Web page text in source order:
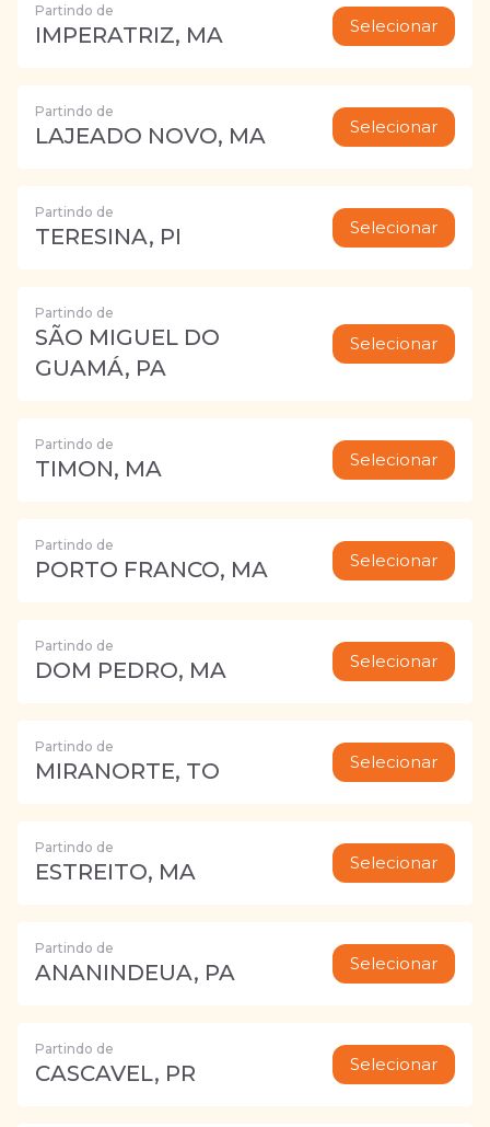
Partindo de
IMPERATRIZ, MA Selecionar
Partindo de
LAJEADO NOVO, MA Selecionar
Partindo de
TERESINA, PI Selecionar
Partindo de
SÃO MIGUEL DO
GUAMÁ, PA
Selecionar
Partindo de
TIMON, MA Selecionar
Partindo de
PORTO FRANCO, MA Selecionar
Partindo de
DOM PEDRO, MA Selecionar
Partindo de
MIRANORTE, TO Selecionar
Partindo de
ESTREITO, MA Selecionar
Partindo de
ANANINDEUA, PA Selecionar
Partindo de
CASCAVEL, PR Selecionar